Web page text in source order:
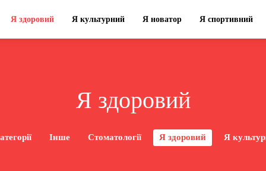
Я здоровий Я культурний Я новатор Я спортивний
Я здоровий
Інше Стоматології Я здоровий Я